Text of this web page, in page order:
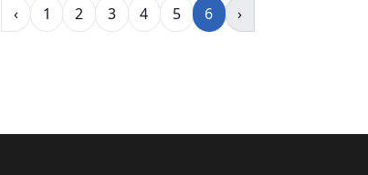
‹ 1 2 3 4 5 6 ›